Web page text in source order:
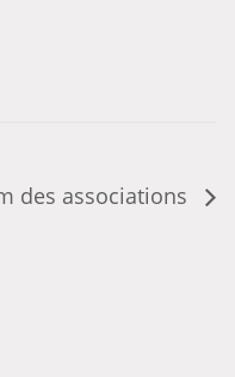
des associations